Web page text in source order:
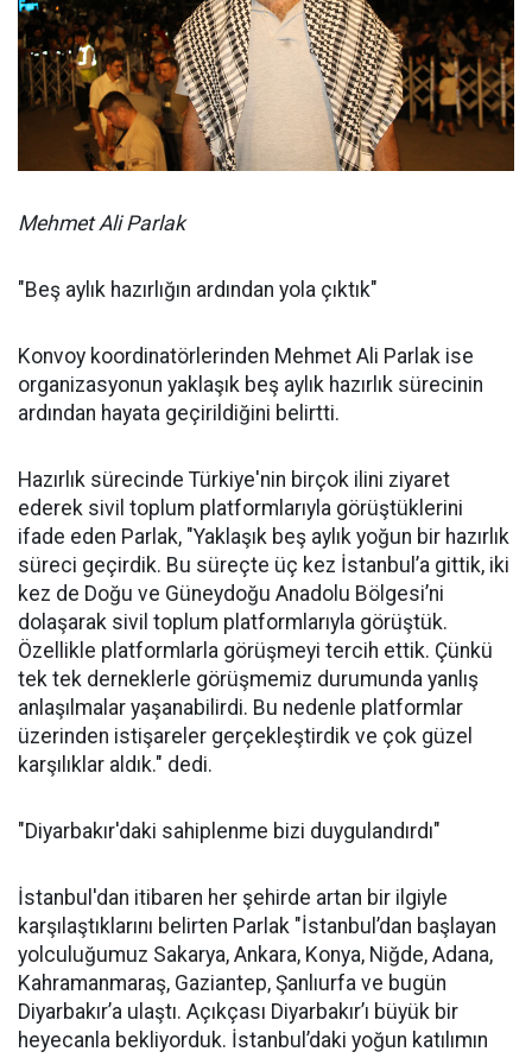
Mehmet Ali Parlak
"Beş aylık hazırlığın ardından yola çıktık"
Konvoy koordinatörlerinden Mehmet Ali Parlak ise
organizasyonun yaklaşık beş aylık hazırlık sürecinin
ardından hayata geçirildiğini belirtti.
Hazırlık sürecinde Türkiye'nin birçok ilini ziyaret
ederek sivil toplum platformlarıyla görüştüklerini
ifade eden Parlak, "Yaklaşık beş aylık yoğun bir hazırlık
süreci geçirdik. Bu süreçte üç kez İstanbul’a gittik, iki
kez de Doğu ve Güneydoğu Anadolu Bölgesi’ni
dolaşarak sivil toplum platformlarıyla görüştük.
Özellikle platformlarla görüşmeyi tercih ettik. Çünkü
tek tek derneklerle görüşmemiz durumunda yanlış
anlaşılmalar yaşanabilirdi. Bu nedenle platformlar
üzerinden istişareler gerçekleştirdik ve çok güzel
karşılıklar aldık." dedi.
"Diyarbakır'daki sahiplenme bizi duygulandırdı"
İstanbul'dan itibaren her şehirde artan bir ilgiyle
karşılaştıklarını belirten Parlak "İstanbul’dan başlayan
yolculuğumuz Sakarya, Ankara, Konya, Niğde, Adana,
Kahramanmaraş, Gaziantep, Şanlıurfa ve bugün
Diyarbakır’a ulaştı. Açıkçası Diyarbakır’ı büyük bir
heyecanla bekliyorduk. İstanbul’daki yoğun katılımın